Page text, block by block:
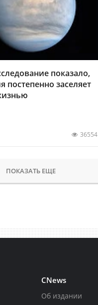
показало,
постепенно заселяет
36554
ПОКАЗАТЬ ЕЩЕ
CNews
Об издании